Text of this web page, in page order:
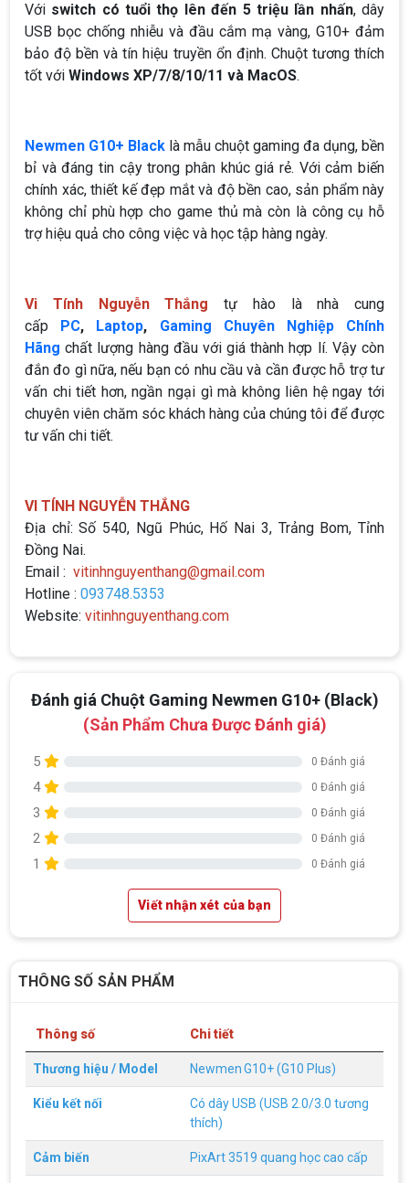
Với switch có tuổi thọ lên đến 5 triệu lần nhấn, dây
USB bọc chống nhiễu và đầu cắm mạ vàng, G10+ đảm
bảo độ bền và tín hiệu truyền ổn định. Chuột tương thích
tốt với Windows XP/7/8/10/11 và MacOS.
Newmen G10+ Black là mẫu chuột gaming đa dụng, bền
bỉ và đáng tin cậy trong phân khúc giá rẻ. Với cảm biến
chính xác, thiết kế đẹp mắt và độ bền cao, sản phẩm này
không chỉ phù hợp cho game thủ mà còn là công cụ hỗ
trợ hiệu quả cho công việc và học tập hàng ngày.
Vi Tính Nguyễn Thắng
tự hào là nhà cung
cấp
PC, Laptop, Gaming Chuyên Nghiệp Chính
Hãng chất lượng hàng đầu với giá thành hợp lí. Vậy còn
đắn đo gì nữa, nếu bạn có nhu cầu và cần được hỗ trợ tư
vấn chi tiết hơn, ngần ngại gì mà không liên hệ ngay tới
chuyên viên chăm sóc khách hàng của chúng tôi để được
tư vấn chi tiết.
VI TÍNH NGUYỄN THẮNG
Địa chỉ: Số 540, Ngũ Phúc, Hố Nai 3, Trảng Bom, Tỉnh
Đồng Nai.
Email : vitinhnguyenthang@gmail.com
Hotline : 093748.5353
Website: vitinhnguyenthang.com
Đánh giá Chuột Gaming Newmen G10+ (Black)
(Sản Phẩm Chưa Được Đánh giá)
5 0 Đánh giá
4 0 Đánh giá
3 0 Đánh giá
2 0 Đánh giá
1 0 Đánh giá
Viết nhận xét của bạn
THÔNG SỐ SẢN PHẨM
Thông số Chi tiết
Thương hiệu / Model Newmen G10+ (G10 Plus)
Kiểu kết nối
Có dây USB (USB 2.0/3.0 tương
thích)
Cảm biến PixArt 3519 quang học cao cấp
Top 18 tựa game PC huyền thoại gắn liền
với tuổi thơ của game thủ Việt vào những
năm 2000
Top 18 tựa game PC huyền thoại gắn liền với tuổi
thơ của game thủ Việt vào những năm 2000
Hãng ASRock Công Bố 2 dòng Card Đồ
Họa AMD Radeon™ RX 6600 XT
ASRock Công Bố Series Cạc Đồ Họa AMD